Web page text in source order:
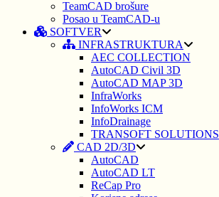
TeamCAD brošure
Posao u TeamCAD-u
SOFTVER
INFRASTRUKTURA
AEC COLLECTION
AutoCAD Civil 3D
AutoCAD MAP 3D
InfraWorks
InfoWorks ICM
InfoDrainage
TRANSOFT SOLUTIONS
CAD 2D/3D
AutoCAD
AutoCAD LT
ReCap Pro